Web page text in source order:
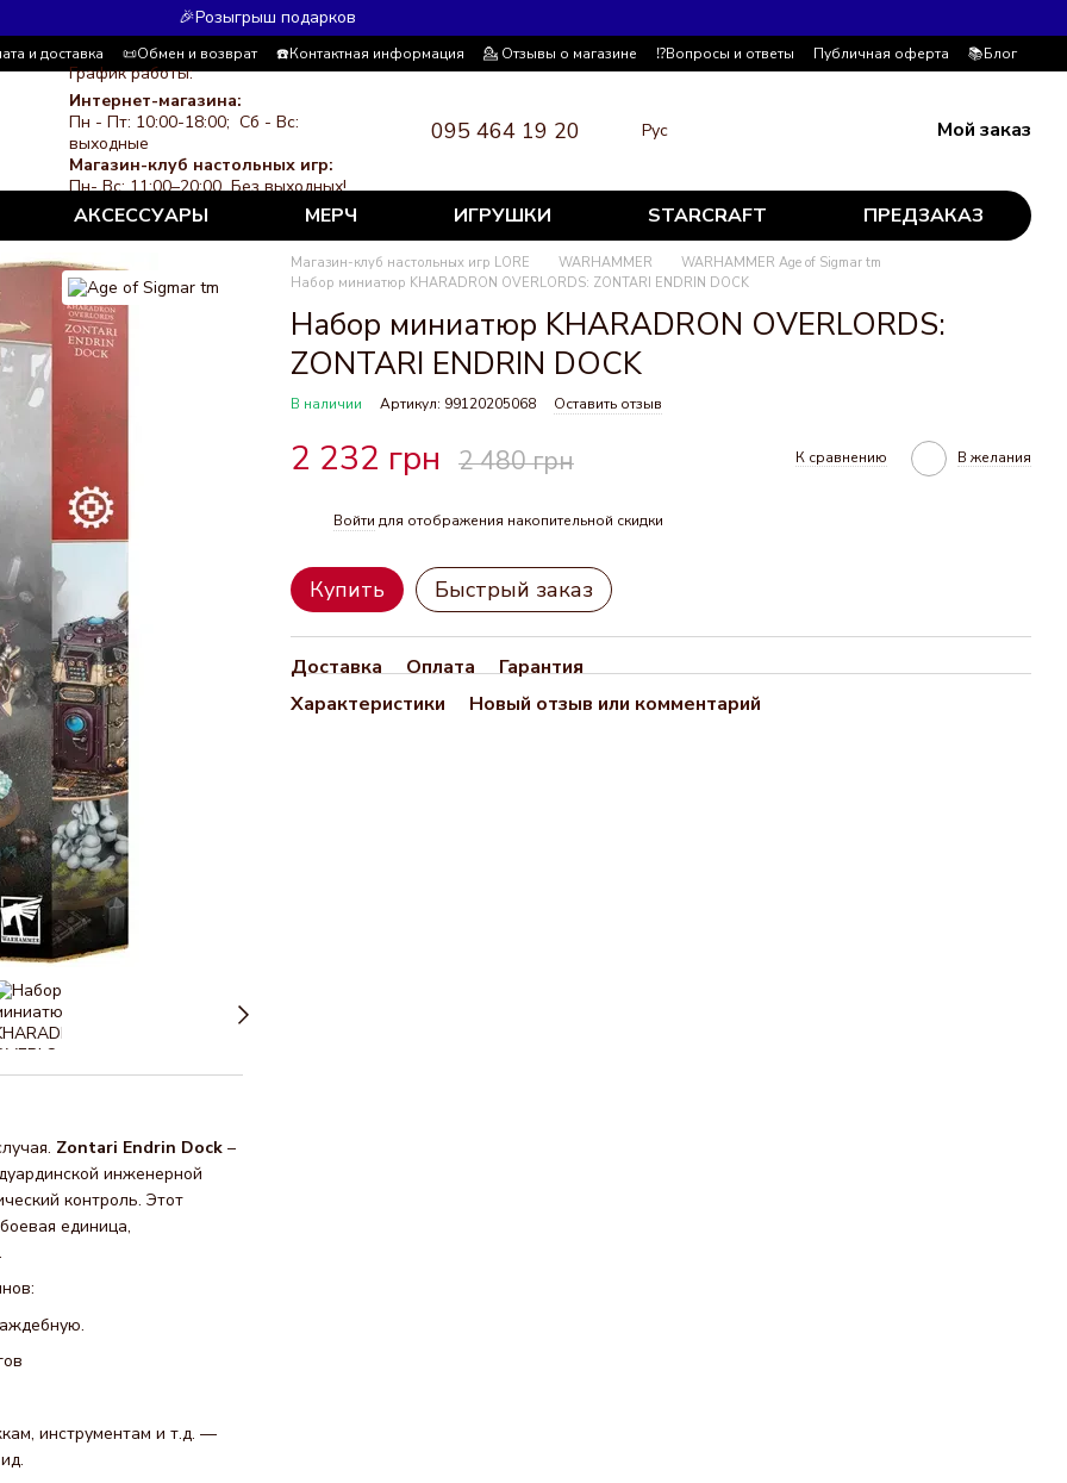
🎉Розыгрыш подарков
и доставка 📜Обмен и возврат ☎️Контактная информация 💁 Отзывы о магазине ⁉️Вопросы и ответы Публичная оферта
📚Блог
система скидок
СМИ о нас Политика конфиденциальности
График работы:
Интернет-магазина:
Пн - Пт: 10:00-18:00; Сб - Вс:
выходные
Магазин-клуб настольных игр:
Пн- Вс: 11:00–20:00 Без выходных!
095 464 19 20 Рус Мой заказ
АКСЕССУАРЫ МЕРЧ ИГРУШКИ STARCRAFT ПРЕДЗАКАЗ
Zontari Endrin Dock –
инженерной
контроль. Этот
единица,
инструментам и т.д. —
Магазин-клуб настольных игр LORE WARHAMMER
WARHAMMER Age of Sigmar tm
Набор миниатюр KHARADRON OVERLORDS: ZONTARI ENDRIN DOCK
Набор миниатюр KHARADRON OVERLORDS:
ZONTARI ENDRIN DOCK
В наличии Артикул: 99120205068 Оставить отзыв
2 232 грн 2 480 грн К сравнению В желания
Войти для отображения накопительной скидки
Купить Быстрый заказ
Доставка Оплата
Гарантия
Характеристики
Новый отзыв или комментарий